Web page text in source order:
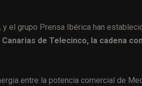
el grupo Prensa Ibérica han
de Telecinco, la cadena
entre la potencia comercial de